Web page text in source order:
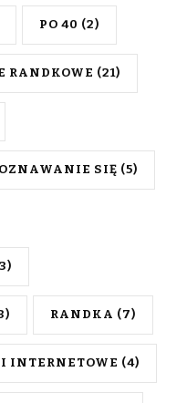
PO 40 (2)
RANDKOWE (21)
SIĘ (5)
RANDKA (7)
INTERNETOWE (4)